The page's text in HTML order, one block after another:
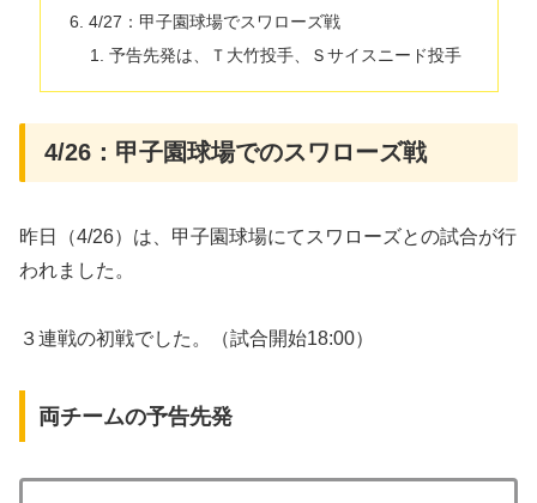
4/27：甲子園球場でスワローズ戦
予告先発は、Ｔ大竹投手、Ｓサイスニード投手
4/26：甲子園球場でのスワローズ戦
昨日（4/26）は、甲子園球場にてスワローズとの試合が行
われました。
３連戦の初戦でした。（試合開始18:00）
両チームの予告先発